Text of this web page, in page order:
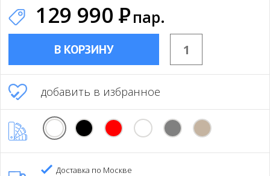
129 990 Рпар.
В КОРЗИНУ
добавить в избранное
Доставка по Москве